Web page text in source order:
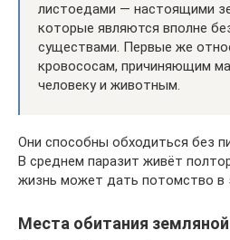
листоедами — настоящими
которые являются вполне
существами. Первые же
кровососам, причиняющим
человеку и животным.
Они способны обходиться без
В среднем паразит живёт
жизнь может дать потомство в
Места обитания